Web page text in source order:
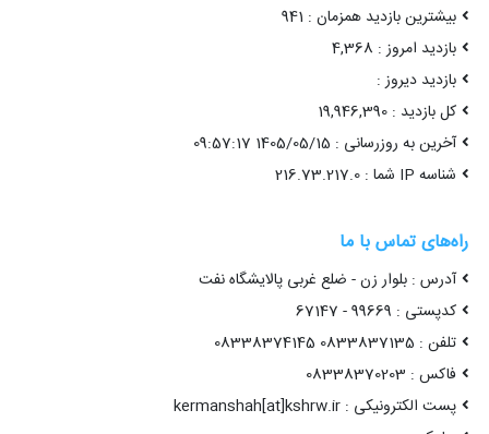
بیشترین بازدید همزمان : 941
بازدید امروز : 4,368
بازدید دیروز :
کل بازدید : 19,946,390
آخرین به روزرسانی : 1405/05/15 09:57:17
شناسه IP شما : 216.73.217.0
راه‌های تماس با ما
آدرس : بلوار زن - ضلع غربی پالایشگاه نفت
کدپستی : 99669 - 67147
تلفن : 0833837135 08338374145
فاکس : 08338370203
پست الکترونیکی : kermanshah[at]kshrw.ir